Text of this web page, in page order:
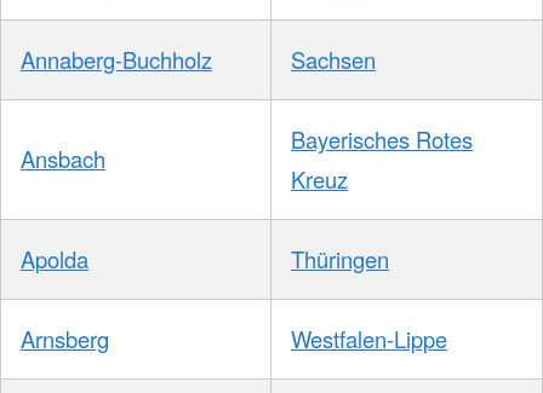
Annaberg-Buchholz Sachsen
Ansbach
Bayerisches Rotes
Kreuz
Apolda Thüringen
Arnsberg Westfalen-Lippe